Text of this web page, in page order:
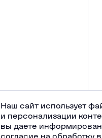
Наш сайт использует
и персонализации
вы даете